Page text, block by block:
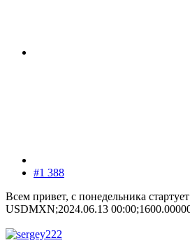
#1 388
Всем привет, с понедельника
USDMXN;2024.06.13